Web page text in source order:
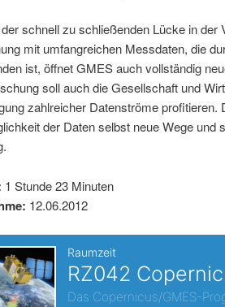
schnell zu schließenden Lücke in
mit umfangreichen Messdaten, die
ist, öffnet GMES auch vollständig
soll auch die Gesellschaft und
zahlreicher Datenströme profitieren.
der Daten selbst neue Wege und
1 Stunde 23 Minuten
12.06.2012